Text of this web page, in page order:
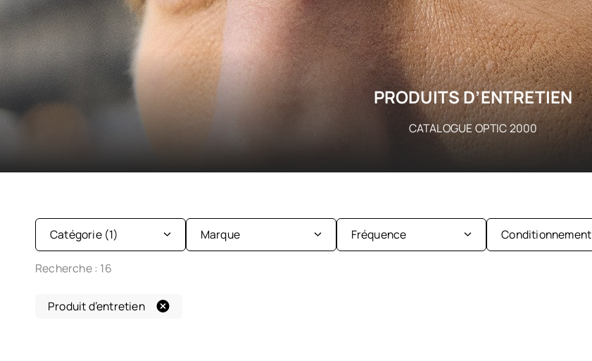
PRODUITS D’ENTRETIEN
CATALOGUE OPTIC 2000
Catégorie (1)
Lentilles de contact
Marque Fréquence Conditionnement
Recherche : 16
Produit d’entretien